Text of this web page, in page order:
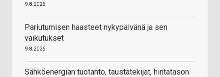
9.8.2026
Pariutumisen haasteet nykypäivänä ja sen
vaikutukset
9.8.2026
Sähköenergian tuotanto, taustatekijät, hintatason